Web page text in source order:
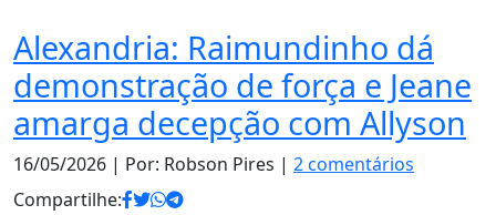
Alexandria: Raimundinho dá
demonstração de força e Jeane
amarga decepção com Allyson
16/05/2026 | Por: Robson Pires | 2 comentários
Compartilhe: